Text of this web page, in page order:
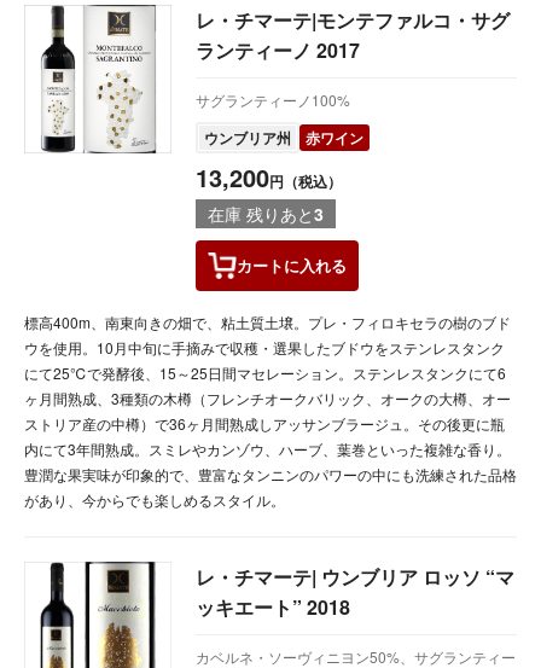
レ・チマーテ|モンテファルコ・サグ
ランティーノ 2017
サグランティーノ100%
ウンブリア州 赤ワイン
13,200円（税込）
在庫 残りあと3
カートに入れる
標高400m、南東向きの畑で、粘土質土壌。プレ・フィロキセラの樹のブド
ウを使用。10月中旬に手摘みで収穫・選果したブドウをステンレスタンク
にて25℃で発酵後、15～25日間マセレーション。ステンレスタンクにて6
ヶ月間熟成、3種類の木樽（フレンチオークバリック、オークの大樽、オー
ストリア産の中樽）で36ヶ月間熟成しアッサンブラージュ。その後更に瓶
内にて3年間熟成。スミレやカンゾウ、ハーブ、葉巻といった複雑な香り。
豊潤な果実味が印象的で、豊富なタンニンのパワーの中にも洗練された品格
があり、今からでも楽しめるスタイル。
レ・チマーテ| ウンブリア ロッソ “マ
ッキエート” 2018
カベルネ・ソーヴィニヨン50%、サグランティー